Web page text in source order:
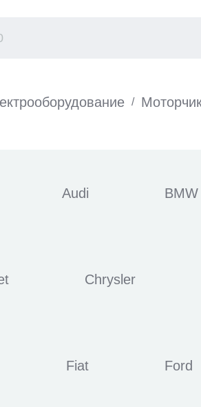
/
Audi BMW
Chrysler
Fiat Ford